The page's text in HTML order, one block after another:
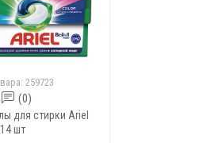
259723
(0)
для стирки Ariel
шт